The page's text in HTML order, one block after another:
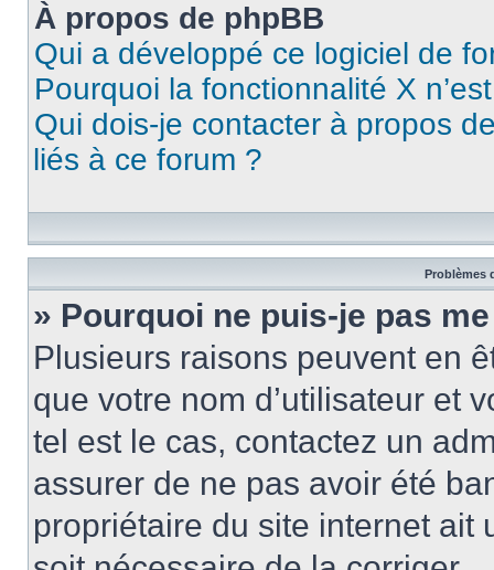
À propos de phpBB
Qui a développé ce logiciel de
Pourquoi la fonctionnalité X
Qui dois-je contacter à propos
liés à ce forum ?
Problèmes
» Pourquoi ne puis-je pas
Plusieurs raisons peuvent en
que votre nom d’utilisateur et
tel est le cas, contactez un
assurer de ne pas avoir été
propriétaire du site internet ait